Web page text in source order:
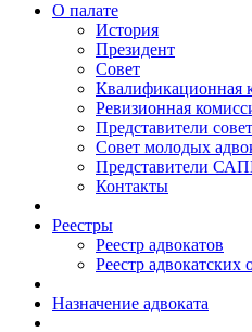
О палате
История
Президент
Совет
Квалификационная
Ревизионная
Представители
Совет молодых
Представители
Контакты
Реестры
Реестр адвокатов
Реестр адвокатских
Назначение адвоката